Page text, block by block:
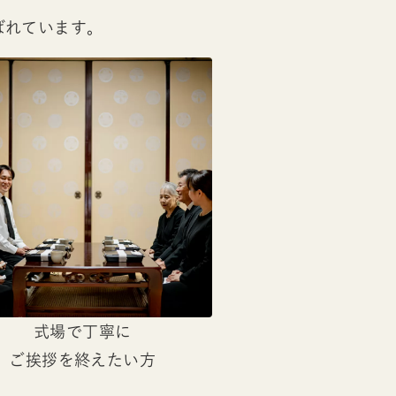
ています。
式場で丁寧に
ご挨拶を終えたい方